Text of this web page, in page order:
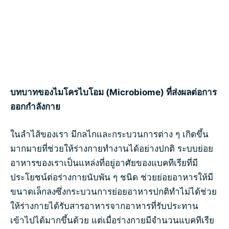
บทบาทของไมโครไบโอม (Microbiome) ที่ส่งผลต่อการ
ออกกำลังกาย
ในลำไส้ของเรา มีกลไกและกระบวนการต่าง ๆ เกิดขึ้น
มากมายที่ช่วยให้ร่างกายทำงานได้อย่างปกติ ระบบย่อย
อาหารของเราเป็นแหล่งที่อยู่อาศัยของแบคทีเรียที่มี
ประโยชน์ต่อร่างกายนับพัน ๆ ชนิด ช่วยย่อยอาหารให้มี
ขนาดเล็กลงซึ่งกระบวนการย่อยอาหารปกติทำไม่ได้ช่วย
ให้ร่างกายได้รับสารอาหารจากอาหารที่รับประทาน
เข้าไปได้มากขึ้นด้วย แต่เมื่อร่างกายมีจำนวนแบคทีเรีย